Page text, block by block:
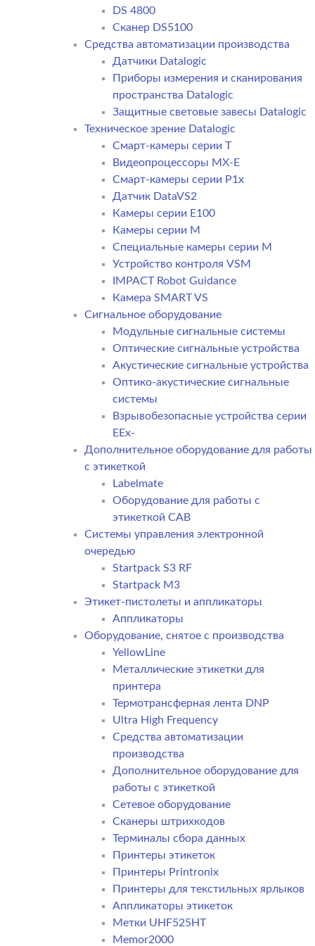
DS 4800
Сканер DS5100
Средства автоматизации производства
Датчики Datalogic
Приборы измерения и сканирования
пространства Datalogic
Защитные световые завесы Datalogic
Техническое зрение Datalogic
Смарт-камеры серии T
Видеопроцессоры MX-E
Смарт-камеры серии P1x
Датчик DataVS2
Камеры серии E100
Камеры серии M
Специальные камеры серии M
Устройство контроля VSM
IMPACT Robot Guidance
Камера SMART VS
Cигнальное оборудование
Модульные сигнальные системы
Оптические сигнальные устройства
Акустические сигнальные устройства
Оптико-акустические сигнальные
системы
Взрывобезопасные устройства серии
EEx-
Дополнительное оборудование для работы
с этикеткой
Labelmate
Оборудование для работы с
этикеткой CAB
Системы управления электронной
очередью
Startpack S3 RF
Startpack M3
Этикет-пистолеты и аппликаторы
Аппликаторы
Оборудование, снятое с производства
YellowLine
Металлические этикетки для
принтера
Термотрансферная лента DNP
Ultra High Frequency
Средства автоматизации
производства
Дополнительное оборудование для
работы с этикеткой
Сетевое оборудование
Сканеры штрихкодов
Терминалы сбора данных
Принтеры этикеток
Принтеры Printronix
Принтеры для текстильных ярлыков
Аппликаторы этикеток
Метки UHF525HT
Memor2000